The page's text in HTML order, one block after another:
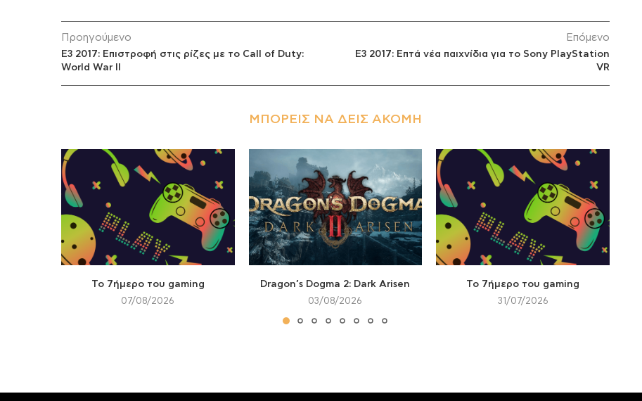
Προηγούμενο
E3 2017: Επιστροφή στις ρίζες με το Call of Duty:
World War II
Επόμενο
E3 2017: Επτά νέα παιχνίδια για το Sony PlayStation
VR
ΜΠΟΡΕΊΣ ΝΑ ΔΕΙΣ ΑΚΌΜΗ
Το 7ήμερο του gaming
07/08/2026
Dragon’s Dogma 2: Dark Arisen
03/08/2026
Το 7ήμερο του gaming
31/07/2026